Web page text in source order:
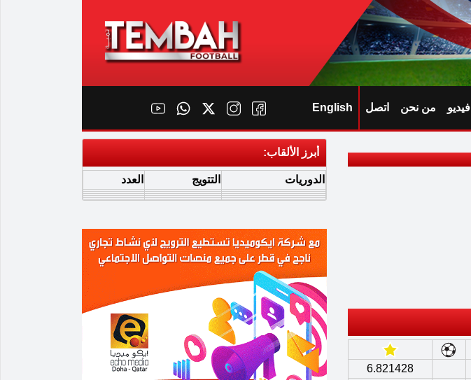
فيديو من نحن اتصل English
6.821428
أبرز الألقاب:
الدوريات التتويج العدد